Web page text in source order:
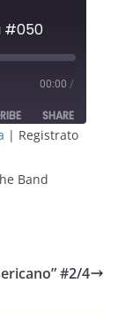
#050
00:00 /
SHARE
| Registrato
Band
#2/4